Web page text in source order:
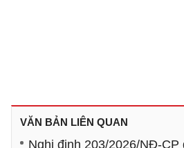
VĂN BẢN LIÊN QUAN
Nghị định 203/2026/NĐ-